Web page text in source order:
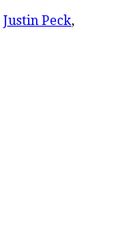
Justin Peck,